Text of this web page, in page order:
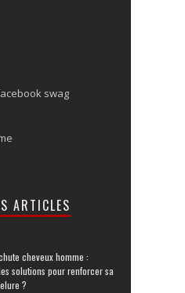
swag
ARTICLES
cheveux homme :
solutions pour renforcer sa
?